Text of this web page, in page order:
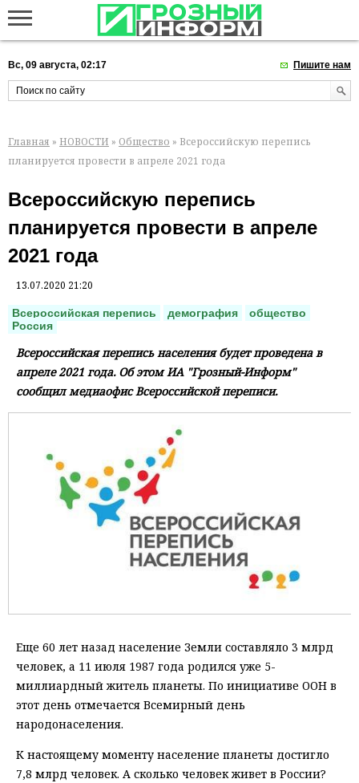
Вс, 09 августа, 02:17 Пишите нам
Главная » НОВОСТИ » Общество » Всероссийскую перепись
планируется провести в апреле 2021 года
Всероссийскую перепись
планируется провести в апреле
2021 года
13.07.2020 21:20
Всероссийская перепись демография
общество
Россия
Всероссийская перепись населения будет проведена в
апреле 2021 года. Об этом ИА "Грозный-Информ"
сообщил медиаофис Всероссийской переписи.
Еще 60 лет назад население Земли составляло 3 млрд
человек, а 11 июля 1987 года родился уже 5-
миллиардный житель планеты. По инициативе ООН в
этот день отмечается Всемирный день
народонаселения.
К настоящему моменту население планеты достигло
7,8 млрд человек. А сколько человек живет в России?